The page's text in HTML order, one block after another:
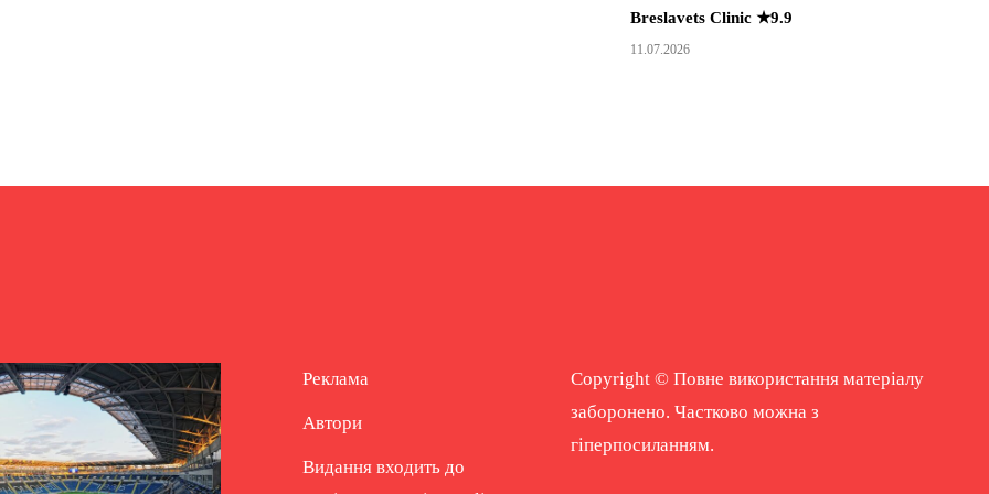
Breslavets Clinic ★9.9
11.07.2026
Реклама
Автори
Видання входить до
Copyright © Повне використання матеріалу
заборонено. Частково можна з
гіперпосиланням.